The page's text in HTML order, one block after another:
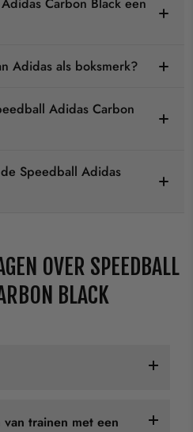
Adidas als boksmerk?
Adidas Carbon
Speedball Adidas
OVER SPEEDBALL
BLACK
trainen met een